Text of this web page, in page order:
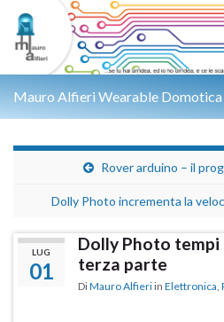
Mauro Alfieri Wearable
Rover arduino – il
Dolly Photo incrementa la
LUG
01
Dolly Photo tempi
terza parte
DiMauro Alfieri in Elettronica,